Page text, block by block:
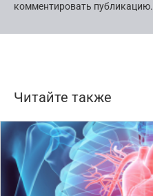
комментировать публикацию.
Читайте также